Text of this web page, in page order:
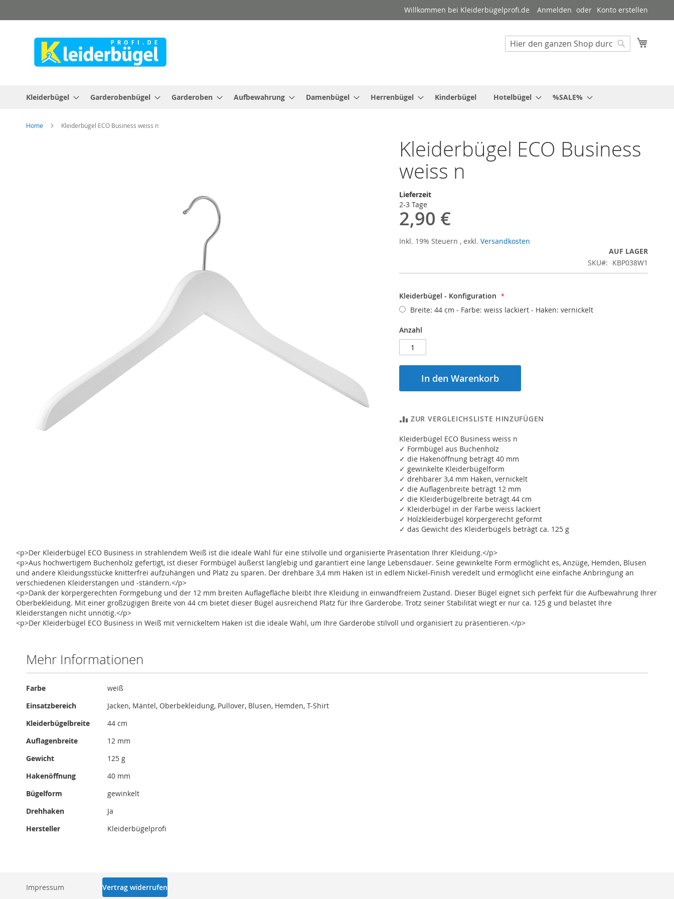
zum
Willkommen bei Kleiderbügelprofi.de Anmelden Konto erstellen
Suche
Kleiderbügel Garderobenbügel Garderoben Aufbewahrung Damenbügel Herrenbügel Kinderbügel Hotelbügel %SALE%
Home Kleiderbügel ECO Business weiss n
Kleiderbügel ECO Business
weiss n
Lieferzeit
2-3 Tage
2,90 €
Inkl. 19% Steuern , exkl. Versandkosten
AUF LAGER
SKU
KBP038W1
Kleiderbügel - Konfiguration
Breite: 44 cm - Farbe: weiss lackiert - Haken: vernickelt
Anzahl
In den Warenkorb
ZUR VERGLEICHSLISTE HINZUFÜGEN
Kleiderbügel ECO Business weiss n
✓ Formbügel aus Buchenholz
✓ die Hakenöffnung beträgt 40 mm
✓ gewinkelte Kleiderbügelform
✓ drehbarer 3,4 mm Haken, vernickelt
✓ die Auflagenbreite beträgt 12 mm
✓ die Kleiderbügelbreite beträgt 44 cm
✓ Kleiderbügel in der Farbe weiss lackiert
✓ Holzkleiderbügel körpergerecht geformt
✓ das Gewicht des Kleiderbügels beträgt ca. 125 g
<p>Der Kleiderbügel ECO Business in strahlendem Weiß ist die ideale Wahl für eine stilvolle und organisierte Präsentation Ihrer Kleidung.</p>
<p>Aus hochwertigem Buchenholz gefertigt, ist dieser Formbügel äußerst langlebig und garantiert eine lange Lebensdauer. Seine gewinkelte Form ermöglicht es, Anzüge, Hemden, Blusen
und andere Kleidungsstücke knitterfrei aufzuhängen und Platz zu sparen. Der drehbare 3,4 mm Haken ist in edlem Nickel-Finish veredelt und ermöglicht eine einfache Anbringung an
verschiedenen Kleiderstangen und -ständern.</p>
<p>Dank der körpergerechten Formgebung und der 12 mm breiten Auflagefläche bleibt Ihre Kleidung in einwandfreiem Zustand. Dieser Bügel eignet sich perfekt für die Aufbewahrung Ihrer
Oberbekleidung. Mit einer großzügigen Breite von 44 cm bietet dieser Bügel ausreichend Platz für Ihre Garderobe. Trotz seiner Stabilität wiegt er nur ca. 125 g und belastet Ihre
Kleiderstangen nicht unnötig.</p>
<p>Der Kleiderbügel ECO Business in Weiß mit vernickeltem Haken ist die ideale Wahl, um Ihre Garderobe stilvoll und organisiert zu präsentieren.</p>
Mehr Informationen
Mehr
Farbe
weiß
Einsatzbereich
Jacken, Mäntel, Oberbekleidung, Pullover, Blusen, Hemden, T-Shirt
Kleiderbügelbreite
44 cm
Auflagenbreite
12 mm
Gewicht
125 g
Hakenöffnung
40 mm
Bügelform
gewinkelt
Drehhaken
Ja
Hersteller
Kleiderbügelprofi
Impressum
Vertrag widerrufen